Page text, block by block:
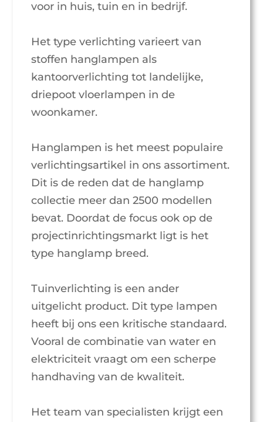
voor in huis, tuin en in bedrijf.
Het type verlichting varieert van
stoffen hanglampen als
kantoorverlichting tot landelijke,
driepoot vloerlampen in de
woonkamer.
Hanglampen is het meest populaire
verlichtingsartikel in ons assortiment.
Dit is de reden dat de hanglamp
collectie meer dan 2500 modellen
bevat. Doordat de focus ook op de
projectinrichtingsmarkt ligt is het
type hanglamp breed.
Tuinverlichting is een ander
uitgelicht product. Dit type lampen
heeft bij ons een kritische standaard.
Vooral de combinatie van water en
elektriciteit vraagt om een scherpe
handhaving van de kwaliteit.
Het team van specialisten krijgt een